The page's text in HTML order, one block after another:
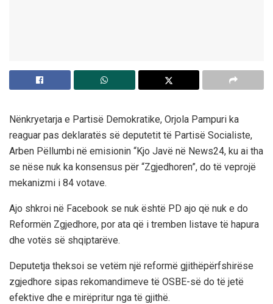
Nënkryetarja e Partisë Demokratike, Orjola Pampuri ka
reaguar pas deklaratës së deputetit të Partisë Socialiste,
Arben Pëllumbi në emisionin “Kjo Javë në News24, ku ai tha
se nëse nuk ka konsensus për “Zgjedhoren”, do të veprojë
mekanizmi i 84 votave.
Ajo shkroi në Facebook se nuk është PD ajo që nuk e do
Reformën Zgjedhore, por ata që i tremben listave të hapura
dhe votës së shqiptarëve.
Deputetja theksoi se vetëm një reformë gjithëpërfshirëse
zgjedhore sipas rekomandimeve të OSBE-së do të jetë
efektive dhe e mirëpritur nga të gjithë.